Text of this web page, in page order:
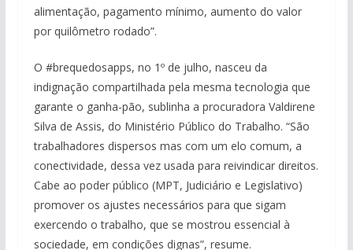
alimentação, pagamento mínimo, aumento do valor
por quilômetro rodado”.
O #brequedosapps, no 1º de julho, nasceu da
indignação compartilhada pela mesma tecnologia que
garante o ganha-pão, sublinha a procuradora Valdirene
Silva de Assis, do Ministério Público do Trabalho. “São
trabalhadores dispersos mas com um elo comum, a
conectividade, dessa vez usada para reivindicar direitos.
Cabe ao poder público (MPT, Judiciário e Legislativo)
promover os ajustes necessários para que sigam
exercendo o trabalho, que se mostrou essencial à
sociedade, em condições dignas”, resume.